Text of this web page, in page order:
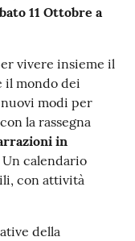
11 Ottobre a
vivere insieme il
il mondo dei
modi per
la rassegna
in
Un calendario
con attività
della